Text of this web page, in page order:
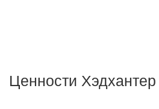
Ценности Хэдхантер